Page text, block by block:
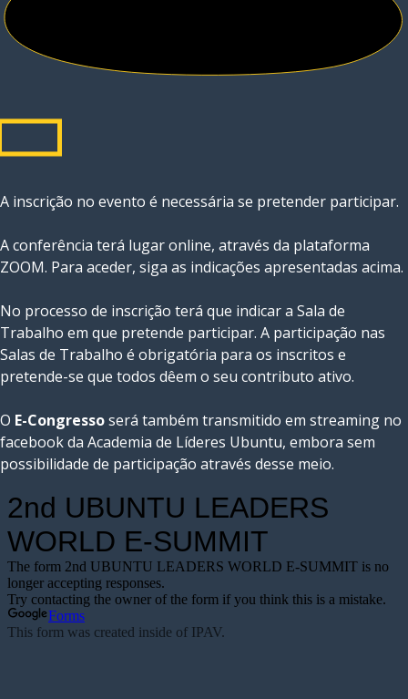
A inscrição no evento é necessária se pretender participar.
A conferência terá lugar online, através da plataforma
ZOOM. Para aceder, siga as indicações apresentadas acima.
No processo de inscrição terá que indicar a Sala de
Trabalho em que pretende participar. A participação nas
Salas de Trabalho é obrigatória para os inscritos e
pretende-se que todos dêem o seu contributo ativo.
O E-Congressoserá também transmitido em streaming no
facebook da Academia de Líderes Ubuntu, embora sem
possibilidade de participação através desse meio.